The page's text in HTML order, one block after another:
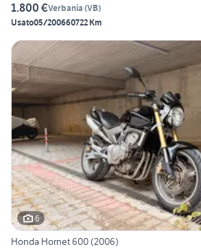
1.800 €Verbania (VB)
Usato05/200660722 Km
6
Honda Hornet 600 (2006)